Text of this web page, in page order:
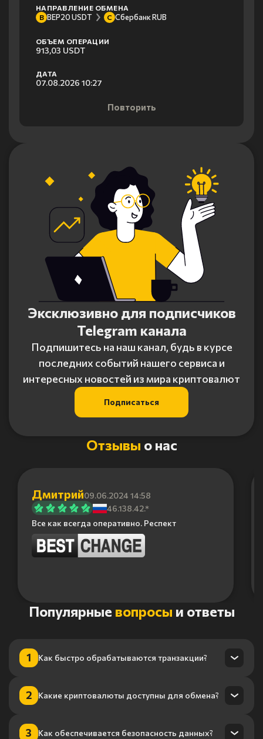
НАПРАВЛЕНИЕ ОБМЕНА
B BEP20 USDT С Сбербанк RUB
ОБЪЕМ ОПЕРАЦИИ
913,03 USDT
ДАТА
07.08.2026 10:27
Повторить
Эксклюзивно для подписчиков
Telegram канала
Подпишитесь на наш канал, будь в курсе
последних событий нашего сервиса и
интересных новостей из мира криптовалют
Подписаться
Отзывы о нас
Дмитрий09.06.2024 14:58
46.138.42.*
Все как всегда оперативно. Респект
Популярные вопросы и ответы
1 Как быстро обрабатываются транзакции?
Транзакции обрабатываются в течение нескольких минут
благодаря нашему высокопроизводительному
2 Какие криптовалюты доступны для обмена?
Мы поддерживаем более 100 криптовалют, включая
3 Как обеспечивается безопасность данных?